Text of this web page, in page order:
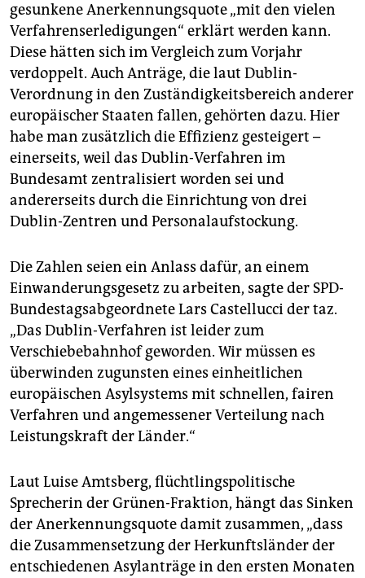
gesunkene Anerkennungsquote „mit den vielen
Verfahrenserledigungen“ erklärt werden kann.
Diese hätten sich im Vergleich zum Vorjahr
verdoppelt. Auch Anträge, die laut Dublin-
Verordnung in den Zuständigkeitsbereich anderer
europäischer Staaten fallen, gehörten dazu. Hier
habe man zusätzlich die Effizienz gesteigert –
einerseits, weil das Dublin-Verfahren im
Bundesamt zentralisiert worden sei und
andererseits durch die Einrichtung von drei
Dublin-Zentren und Personalaufstockung.
Die Zahlen seien ein Anlass dafür, an einem
Einwanderungsgesetz zu arbeiten, sagte der SPD-
Bundestagsabgeordnete Lars Castellucci der taz.
„Das Dublin-Verfahren ist leider zum
Verschiebebahnhof ge­worden. Wir müssen es
überwinden zugunsten eines einheitlichen
europäischen Asylsystems mit schnellen, fairen
Verfahren und angemessener Verteilung nach
Leistungskraft der Länder.“
Laut Luise Amtsberg, flüchtlingspolitische
Sprecherin der Grünen-Fraktion, hängt das Sinken
der Anerkennungsquote damit zusammen, „dass
die Zusammensetzung der Herkunftsländer der
entschiedenen Asylanträge in den ersten Monaten